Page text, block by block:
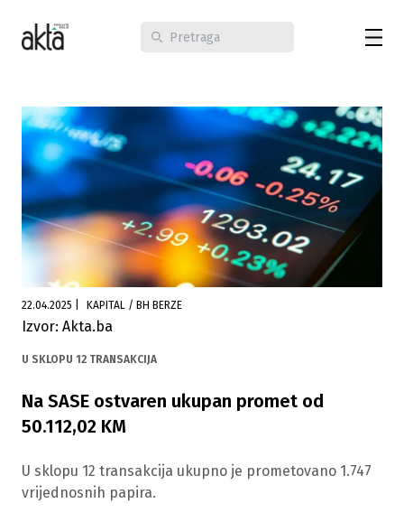
22.04.2025 KAPITAL / BH BERZE
Izvor: Akta.ba
U SKLOPU 12 TRANSAKCIJA
Na SASE ostvaren ukupan promet od
50.112,02 KM
U sklopu 12 transakcija ukupno je prometovano 1.747
vrijednosnih papira.